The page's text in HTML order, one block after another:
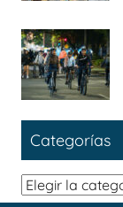
Categorías
Categorías